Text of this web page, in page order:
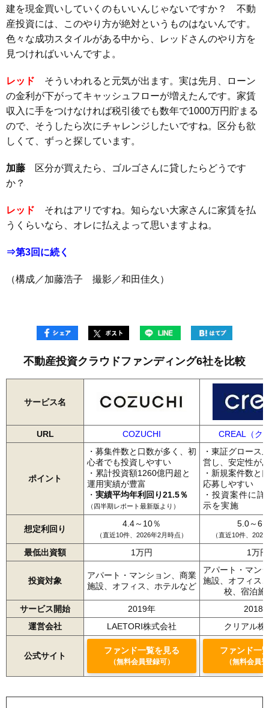
建を現金買いしていくのもいいんじゃないですか？ 不動
産投資には、このやり方が絶対というものはないんです。
色々な成功スタイルがある中から、レッドさんのやり方を
見つければいいんですよ。
レッド そういわれると元気が出ます。実は先月、ローン
の金利が下がってキャッシュフローが増えたんです。家賃
収入に手をつけなければ税引後でも数年で1000万円貯まる
ので、そうしたら次にチャレンジしたいですね。区分も欲
しくて、ずっと探しています。
加藤 区分が買えたら、ゴルゴさんに貸したらどうです
か？
レッド それはアリですね。知らない大家さんに家賃を払
うくらいなら、オレに払えよって思いますよね。
⇒第3回に続く
（構成／加藤浩子 撮影／和田佳久）
不動産投資クラウドファンディング6社を比較
サービス名
URL COZUCHI CREAL（ク
ポイント
・募集件数と口数が多く、初
心者でも投資しやすい
・累計投資額1260億円超と
運用実績が豊富
・ 実績平均年利回り21.5％
（四半期レポート最新版より）
・東証グロース
営し、安定性が
・新規案件数と
応募しやすい
・投資案件に
示を実施
想定利回り
4.4～10％
（直近10件、2026年2月時点）
5.0～
（直近10件、
最低出資額 1万円 1万円
投資対象
アパート・マンション、商業
施設、オフィス、ホテルなど
アパート・マン
施設、オフィス
校、宿泊施
サービス開始
2019年
2018
運営会社
LAETORI株式会社 クリアル株
公式サイト
ファンド一覧を見る
（無料会員登録可）
ファンド一
（無料会員